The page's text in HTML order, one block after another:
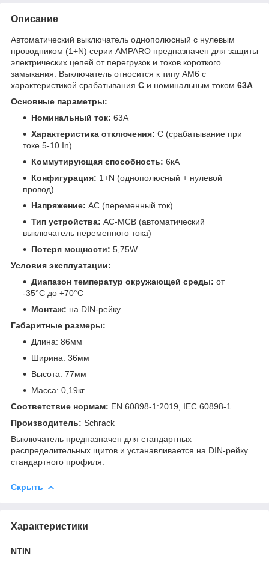
Описание
Автоматический выключатель однополюсный с нулевым
проводником (1+N) серии AMPARO предназначен для защиты
электрических цепей от перегрузок и токов короткого
замыкания. Выключатель относится к типу AM6 с
характеристикой срабатывания C и номинальным током 63А
Основные параметры:
Номинальный ток: 63А
Характеристика отключения: C (срабатывание при
токе 5-10 In)
Коммутирующая способность: 6кА
Конфигурация: 1+N (однополюсный + нулевой
провод)
Напряжение: АС (переменный ток)
Тип устройства: AC-MCB (автоматический
выключатель переменного тока)
Потеря мощности: 5,75W
Условия эксплуатации:
Диапазон температур окружающей среды: от
-35°C до +70°C
Монтаж: на DIN-рейку
Габаритные размеры:
Длина: 86мм
Ширина: 36мм
Высота: 77мм
Масса: 0,19кг
Соответствие нормам: EN 60898-1:2019, IEC 60898-1
Производитель: Schrack
Выключатель предназначен для стандартных
распределительных щитов и устанавливается на DIN-рейку
стандартного профиля.
Скрыть
Характеристики
NTIN